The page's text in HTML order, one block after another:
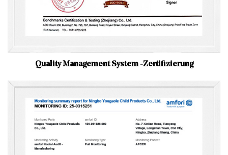
Quality Management System -Zertifizierung